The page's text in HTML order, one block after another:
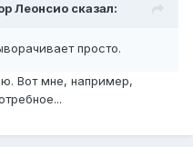
Леонсио сказал:
просто.
Вот мне, например,